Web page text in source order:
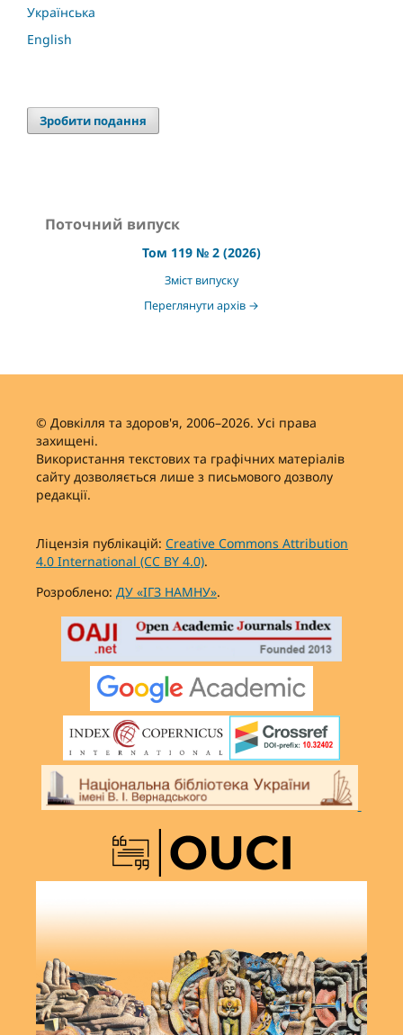
Українська
English
Зробити подання
Поточний випуск
Том 119 № 2 (2026)
Зміст випуску
Переглянути архів →
© Довкілля та здоров'я, 2006–2026. Усі права
захищені.
Використання текстових та графічних матеріалів
сайту дозволяється лише з письмового дозволу
редакції.
Ліцензія публікацій: Creative Commons Attribution
4.0 International (CC BY 4.0).
Розроблено: ДУ «ІГЗ НАМНУ».